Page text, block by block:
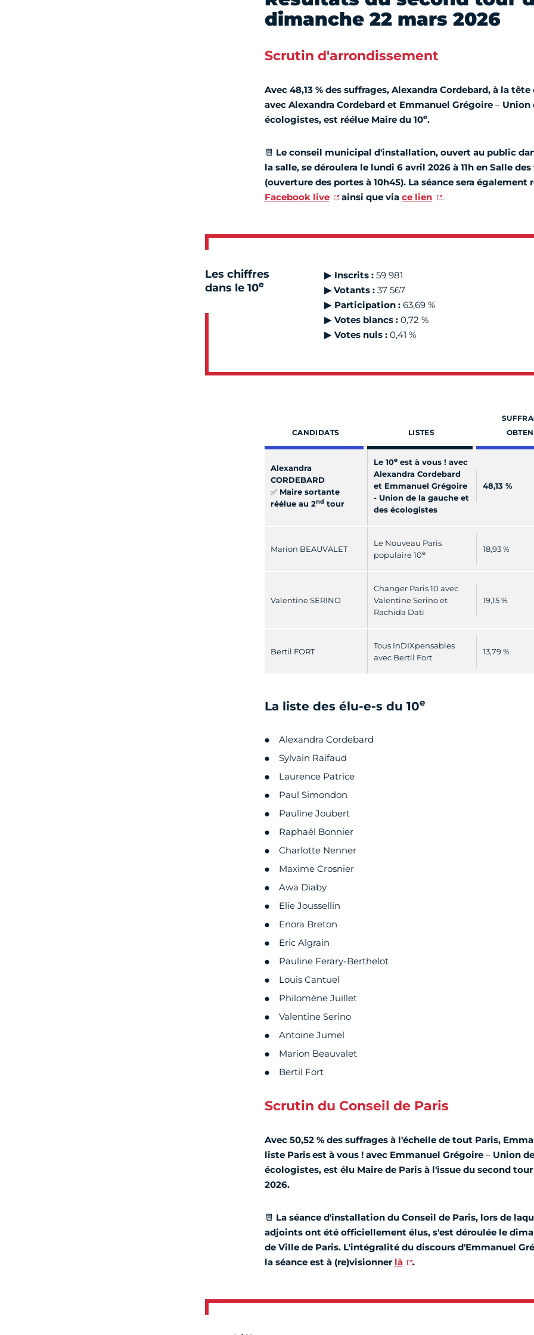
dimanche 22 mars 2026
Scrutin d'arrondissement
Avec 48,13 % des suffrages, Alexandra Cordebard, à la
avec Alexandra Cordebard et Emmanuel Grégoire – Union
écologistes, est réélue Maire du 10e.
📆 Le conseil municipal d'installation, ouvert au public
la salle, se déroulera le lundi 6 avril 2026 à 11h en Salle
(ouverture des portes à 10h45). La séance sera
Facebook live
ainsi que viace lien .
Les chiffres
dans le 10e
▶ Inscrits : 59 981
▶ Votants : 37 567
▶ Participation : 63,69 %
▶ Votes blancs : 0,72 %
▶ Votes nuls :0,41 %
CANDIDATS LISTES
Alexandra
CORDEBARD
✅Maire sortante
réélue au 2ndtour
Le 10eest à vous ! avec
Alexandra Cordebard
et Emmanuel Grégoire
- Union de la gauche et
des écologistes
48,13 %
Marion BEAUVALET
Le Nouveau Paris
populaire 10e 18,93 %
Valentine SERINO
Changer Paris 10 avec
Valentine Serino et
Rachida Dati
19,15 %
Bertil FORT
Tous InDIXpensables
avec Bertil Fort
13,79 %
La liste des élu-e-s du 10e
Alexandra Cordebard
Sylvain Raifaud
Laurence Patrice
Paul Simondon
Pauline Joubert
Raphaël Bonnier
Charlotte Nenner
Maxime Crosnier
Awa Diaby
Elie Joussellin
Enora Breton
Eric Algrain
Pauline Ferary-Berthelot
Louis Cantuel
Philomène Juillet
Valentine Serino
Antoine Jumel
Marion Beauvalet
Bertil Fort
Scrutin du Conseil de Paris
Avec 50,52 % des suffrages à l'échelle de tout Paris,
listeParisest à vous ! avec Emmanuel Grégoire – Union
écologistes, est élu Maire de Paris à l'issue du second
2026.
📆 La séance d'installation du Conseil de Paris, lors de
adjoints ont été officiellement élus, s'est déroulée le
de Ville de Paris. L'intégralité du discours d'Emmanuel
la séance est à (re)visionner là .